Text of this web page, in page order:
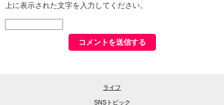
上に表示された文字を入力してください。
ライフ
SNSトピック